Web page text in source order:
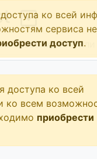
ко всей
сервиса
доступ.
доступа ко всей
ко всем
приобрести